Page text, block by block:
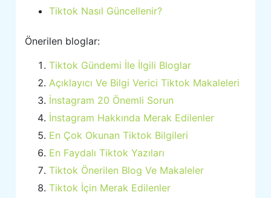
Tiktok Nasıl Güncellenir?
Önerilen bloglar:
Tiktok Gündemi İle İlgili Bloglar
Açıklayıcı Ve Bilgi Verici Tiktok Makaleleri
İnstagram 20 Önemli Sorun
İnstagram Hakkında Merak Edilenler
En Çok Okunan Tiktok Bilgileri
En Faydalı Tiktok Yazıları
Tiktok Önerilen Blog Ve Makaleler
Tiktok İçin Merak Edilenler